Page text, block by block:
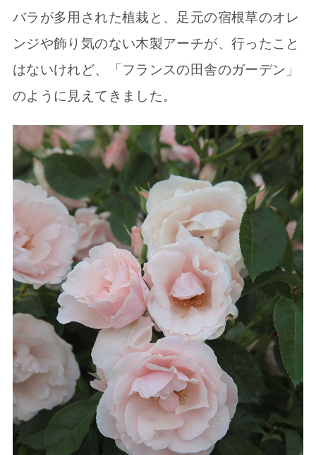
バラが多用された植栽と、足元の宿根草のオレ
ンジや飾り気のない木製アーチが、行ったこと
はないけれど、「フランスの田舎のガーデン」
のように見えてきました。